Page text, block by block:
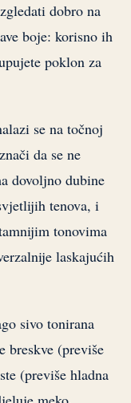
dobro na
boje: korisno ih
poklon za
se na točnoj
da se ne
dovoljno dubine
tenova, i
tonovima
laskajućih
sivo tonirana
breskve (previše
(previše hladna